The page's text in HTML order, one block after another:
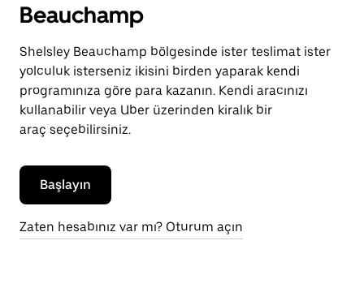
Beauchamp
Shelsley Beauchamp bölgesinde ister teslimat ister
yolculuk isterseniz ikisini birden yaparak kendi
programınıza göre para kazanın. Kendi aracınızı
kullanabilir veya Uber üzerinden kiralık bir
araç seçebilirsiniz.
Başlayın
Zaten hesabınız var mı? Oturum açın